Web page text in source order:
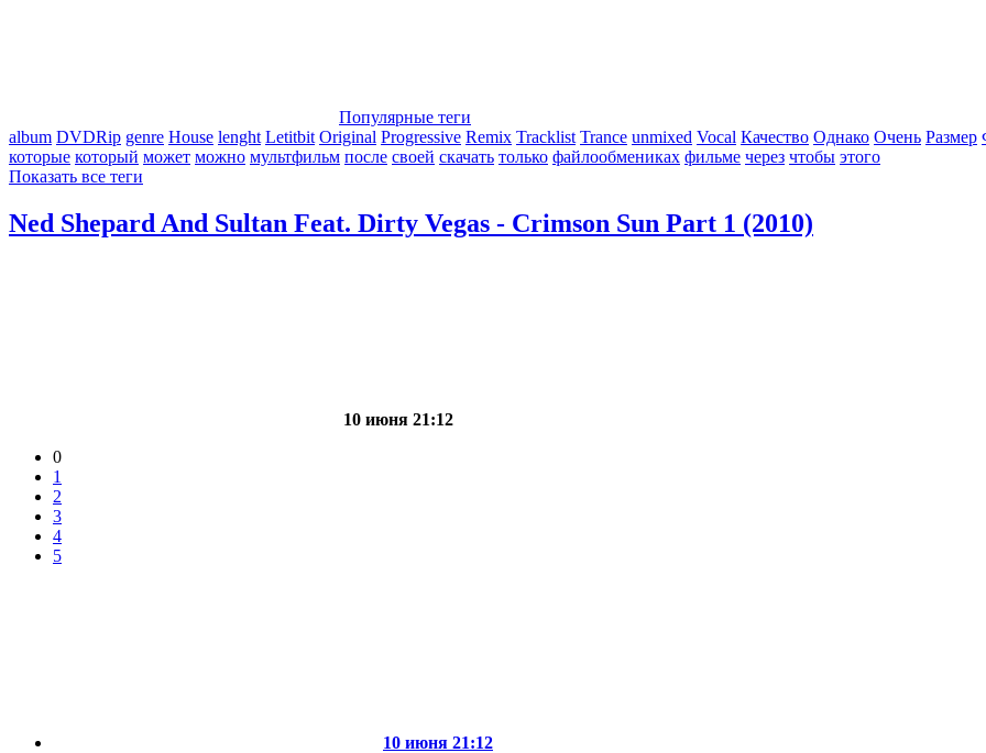
Популярные теги
album DVDRip genre House lenght Letitbit Original Progressive Remix Tracklist Trance unmixed Vocal Качество Однако Очень Размер
которые который может можно мультфильм после своей скачать только файлообмениках фильме через чтобы этого
Показать все теги
Ned Shepard And Sultan Feat. Dirty Vegas - Crimson Sun Part 1 (2010)
10 июня 21:12
0
1
2
3
4
5
10 июня 21:12